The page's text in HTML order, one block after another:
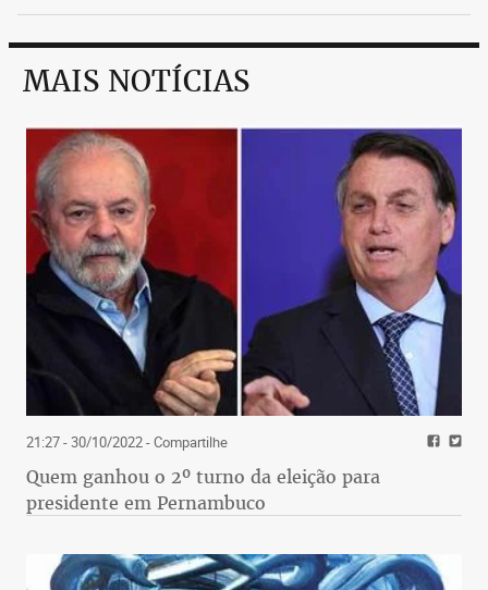
MAIS NOTÍCIAS
21:27 - 30/10/2022- Compartilhe
Quem ganhou o 2º turno da eleição para
presidente em Pernambuco